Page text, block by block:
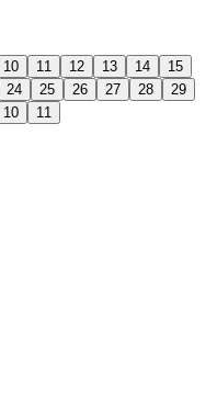
10 11 12 13 14
15
24 25 26 27 28
29
10 11